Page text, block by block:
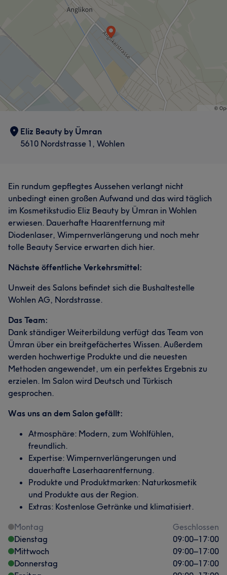
Eliz Beauty by Ümran
5610 Nordstrasse 1, Wohlen
Ein rundum gepflegtes Aussehen verlangt nicht
unbedingt einen großen Aufwand und das wird täglich
im Kosmetikstudio Eliz Beauty by Ümran in Wohlen
erwiesen. Dauerhafte Haarentfernung mit
Diodenlaser, Wimpernverlängerung und noch mehr
tolle Beauty Service erwarten dich hier.
Nächste öffentliche Verkehrsmittel:
Unweit des Salons befindet sich die Bushaltestelle
Wohlen AG, Nordstrasse.
Das Team:
Dank ständiger Weiterbildung verfügt das Team von
Ümran über ein breitgefächertes Wissen. Außerdem
werden hochwertige Produkte und die neuesten
Methoden angewendet, um ein perfektes Ergebnis zu
erzielen. Im Salon wird Deutsch und Türkisch
gesprochen.
Was uns an dem Salon gefällt:
Atmosphäre: Modern, zum Wohlfühlen,
freundlich.
Expertise: Wimpernverlängerungen und
dauerhafte Laserhaarentfernung.
Produkte und Produktmarken: Naturkosmetik
und Produkte aus der Region.
Extras: Kostenlose Getränke und klimatisiert.
Montag
Geschlossen
Dienstag
09:00–17:00
Mittwoch
09:00–17:00
Donnerstag
09:00–17:00